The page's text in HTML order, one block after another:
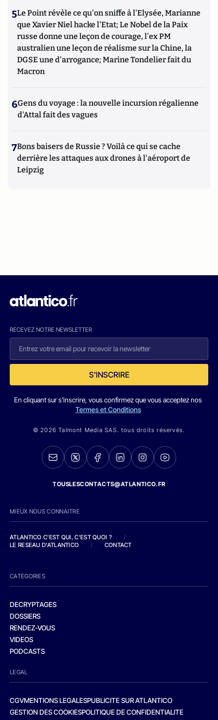
5Le Point révèle ce qu'on sniffe à l'Elysée, Marianne
que Xavier Niel hacke l'Etat; Le Nobel de la Paix
russe donne une leçon de courage, l'ex PM
australien une leçon de réalisme sur la Chine, la
DGSE une d'arrogance; Marine Tondelier fait du
Macron
6Gens du voyage : la nouvelle incursion régalienne
d'Attal fait des vagues
7Bons baisers de Russie ? Voilà ce qui se cache
derrière les attaques aux drones à l'aéroport de
Leipzig
RECEVEZ NOTRE NEWSLETTER
S'INSCRIRE
En cliquant sur s'inscrire, vous confirmez que vous acceptez nos
Termes et Conditions
© 2026 Talmont Media SAS. tous droits réservés.
TOUSLESCONTACTS@ATLANTICO.FR
MIEUX NOUS CONNAITRE
ATLANTICO C'EST QUI, C'EST QUOI ?
/
LE RESEAU D'ATLANTICO
/ CONTACT
CATEGORIES
DECRYPTAGES
DOSSIERS
RENDEZ-VOUS
VIDEOS
PODCASTS
LEGAL
CGVMENTIONS LEGALESPUBLICITE SUR ATLANTICO
GESTION DES COOKIESPOLITIQUE DE CONFIDENTIALITE